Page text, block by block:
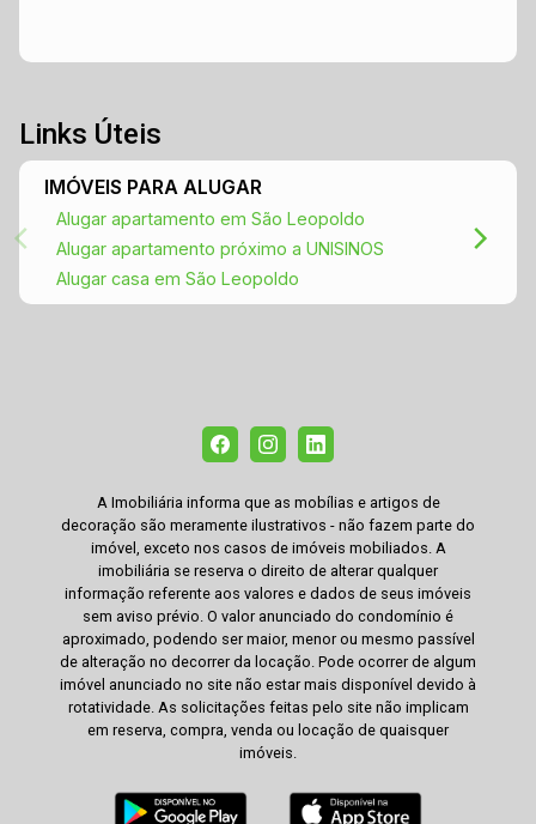
Links Úteis
IMÓVEIS PARA ALUGAR
Alugar apartamento em São Leopoldo
Alugar apartamento próximo a UNISINOS
Alugar casa em São Leopoldo
A Imobiliária informa que as mobílias e artigos de
decoração são meramente ilustrativos - não fazem parte do
imóvel, exceto nos casos de imóveis mobiliados. A
imobiliária se reserva o direito de alterar qualquer
informação referente aos valores e dados de seus imóveis
sem aviso prévio. O valor anunciado do condomínio é
aproximado, podendo ser maior, menor ou mesmo passível
de alteração no decorrer da locação. Pode ocorrer de algum
imóvel anunciado no site não estar mais disponível devido à
rotatividade. As solicitações feitas pelo site não implicam
em reserva, compra, venda ou locação de quaisquer
imóveis.